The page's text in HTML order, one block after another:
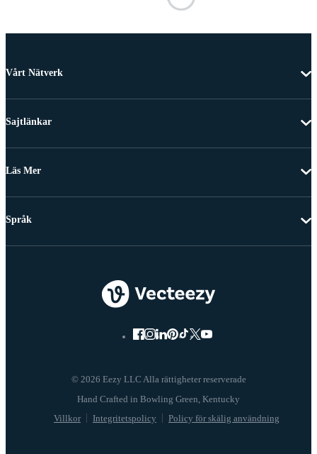
Vårt Nätverk
Sajtlänkar
Läs Mer
© 2026 Eezy LLC Alla rättigheter reserverade
Villkor Integritetspolicy Policy för skälig användning
Språk